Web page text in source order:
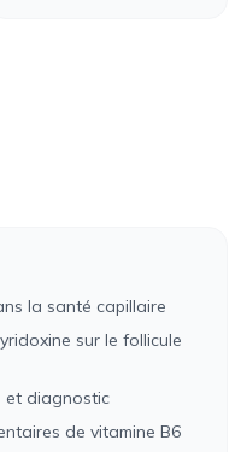
la santé capillaire
sur le follicule
et diagnostic
de vitamine B6